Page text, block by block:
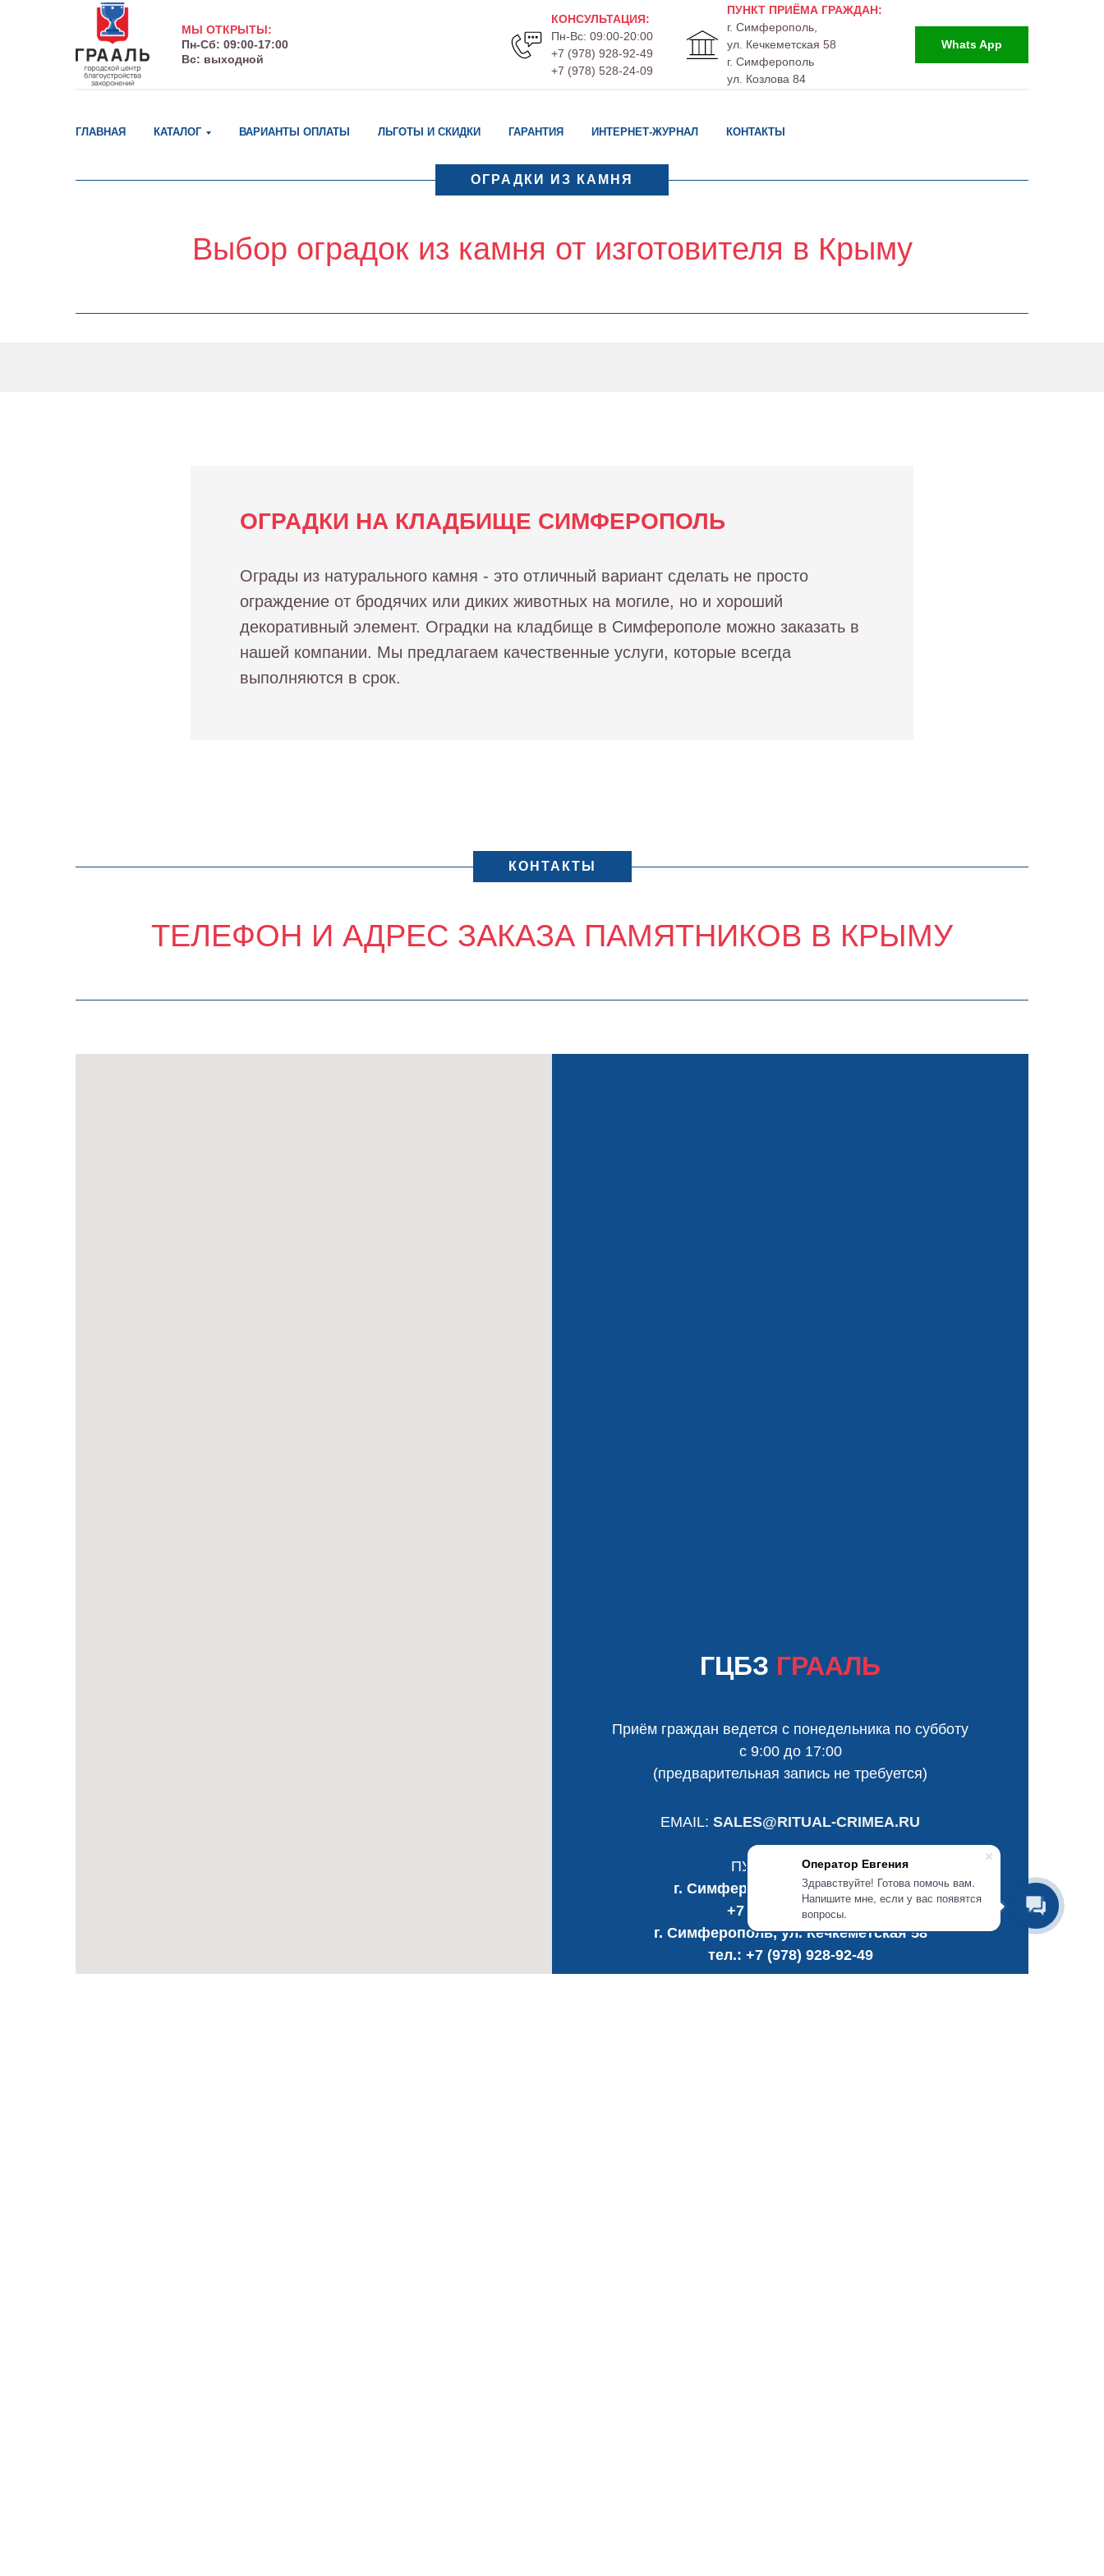
Оператор Евгения
Здравствуйте! Готова помочь вам.
Напишите мне, если у вас появятся
вопросы.
МЫ ОТКРЫТЫ:
Пн-Сб: 09:00-17:00
Вс: выходной
КОНСУЛЬТАЦИЯ:
Пн-Вс: 09:00-20:00
+7 (978) 928-92-49
+7 (978) 528-24-09
ПУНКТ ПРИЁМА ГРАЖДАН:
г. Симферополь,
ул. Кечкеметская 58
г. Симферополь
ул. Козлова 84
Whats App
ГЛАВНАЯ КАТАЛОГ ВАРИАНТЫ ОПЛАТЫ ЛЬГОТЫ И СКИДКИ ГАРАНТИЯ ИНТЕРНЕТ-ЖУРНАЛ КОНТАКТЫ
ОГРАДКИ ИЗ КАМНЯ
Выбор оградок из камня от изготовителя в Крыму
ОГРАДКИ НА КЛАДБИЩЕ СИМФЕРОПОЛЬ
Ограды из натурального камня - это отличный вариант сделать не просто
ограждение от бродячих или диких животных на могиле, но и хороший
декоративный элемент. Оградки на кладбище в Симферополе можно заказать в
нашей компании. Мы предлагаем качественные услуги, которые всегда
выполняются в срок.
КОНТАКТЫ
ТЕЛЕФОН И АДРЕС ЗАКАЗА ПАМЯТНИКОВ В КРЫМУ
ГЦБЗ ГРААЛЬ
Приём граждан ведется с понедельника по субботу
с 9:00 до 17:00
(предварительная запись не требуется)
EMAIL: SALES@RITUAL-CRIMEA.RU
ПУНКТ ПРИЁМА:
г. Симферополь, ул. Козлова 84
+7 (978) 528-24-09
г. Симферополь, ул. Кечкеметская 58
тел.: +7 (978) 928-92-49